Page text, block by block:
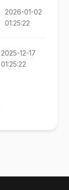
2026-01-02
01:25:22
2025-12-17
01:25:22